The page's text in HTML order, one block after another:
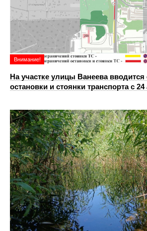
Внимание!
На участке улицы Ванеева вводится
остановки и стоянки транспорта с 24